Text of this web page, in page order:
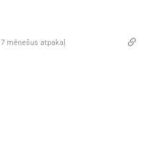
7 mēnešus atpakaļ